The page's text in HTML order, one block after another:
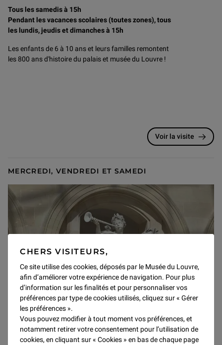
CHERS VISITEURS,
Ce site utilise des cookies, déposés par le Musée du Louvre,
afin d’améliorer votre expérience de navigation. Pour plus
d’information sur les finalités et pour personnaliser vos
préférences par type de cookies utilisés, cliquez sur « Gérer
les préférences ».
Vous pouvez modifier à tout moment vos préférences, et
notamment retirer votre consentement pour l’utilisation de
cookies, en cliquant sur « Cookies » en bas de chaque page
Tous les samedis à 15h
Pendant les vacances scolaires (toutes zones), tous
les lundis, jeudis et dimanches à 15h
Les enfants de 6 à 10 ans et leurs familles remontent
les 800 ans d'histoire du palais et musée du Louvre !
Voir la visite
MERCREDI, VENDREDI ET SAMEDI
Découvrir la sculpture
Visites guidées